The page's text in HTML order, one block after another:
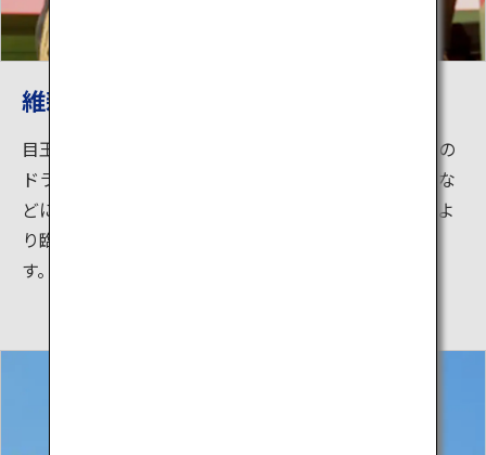
維新ふるさと館
目玉は、地下１階の維新体感ホールで上映される２つの
ドラマ。「維新への道」では、西郷隆盛や大久保利通な
どにそっくりな等身大ロボットやマルチスクリーンによ
り臨場感あふれるダイナミックなドラマが展開されま
す。